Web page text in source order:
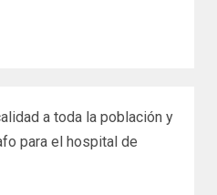
a toda la población y
para el hospital de